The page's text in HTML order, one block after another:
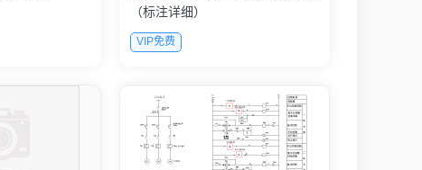
（标注详细）
VIP免费